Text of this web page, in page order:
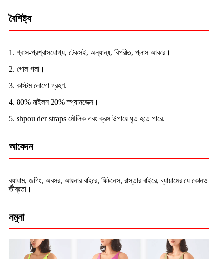
বৈশিষ্ট্য
1. শ্বাস-প্রশ্বাসযোগ্য, টেকসই, অন্যান্য, বিপরীত, প্লাস আকার।
2. গোল গলা।
3. কাস্টম লোগো গ্রহণ.
4. 80% নাইলন 20% স্প্যানডেক্স।
5. shpoulder straps মৌলিক এবং ক্রস উপায়ে ধৃত হতে পারে.
আবেদন
ব্যায়াম, জগিং, অবসর, আয়নার বাইরে, ফিটনেস, রাস্তার বাইরে, ব্যায়ামের যে কোনও
তীব্রতা।
নমুনা